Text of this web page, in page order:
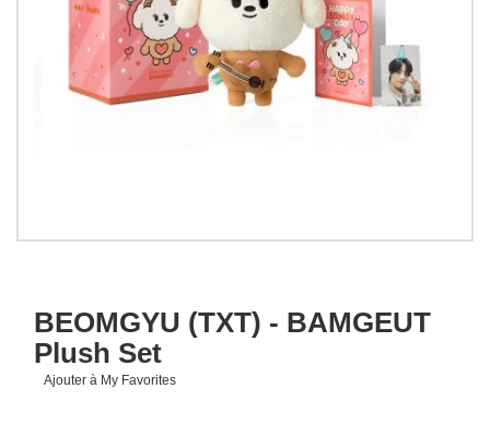
BEOMGYU (TXT) - BAMGEUT
Plush Set
Ajouter à My Favorites